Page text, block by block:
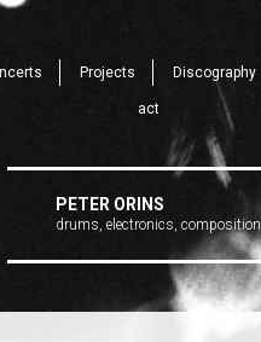
Projects Discography
act
PETER ORINS
drums, electronics, composition